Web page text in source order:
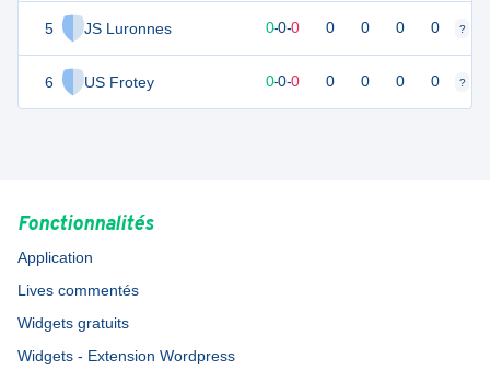
5 JS Luronnes
6 US Frotey
0-0-0 0 0 0 0 ?
0-0-0 0 0 0 0 ?
Fonctionnalités
Application
Lives commentés
Widgets gratuits
Widgets - Extension Wordpress